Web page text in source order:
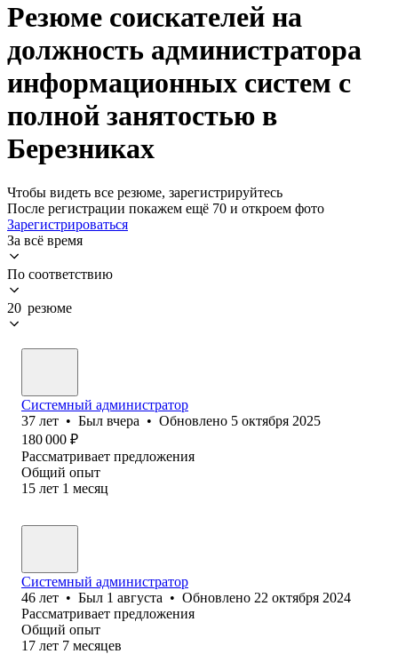
Резюме соискателей на
должность администратора
информационных систем с
полной занятостью в
Березниках
Чтобы видеть все резюме, зарегистрируйтесь
После регистрации покажем ещё 70 и откроем фото
Зарегистрироваться
За всё время
По соответствию
20 резюме
Системный администратор
37 лет • Был вчера • Обновлено 5 октября 2025
180 000 ₽
Рассматривает предложения
Общий опыт
15 лет 1 месяц
Системный администратор
46 лет • Был 1 августа • Обновлено 22 октября 2024
Рассматривает предложения
Общий опыт
17 лет 7 месяцев